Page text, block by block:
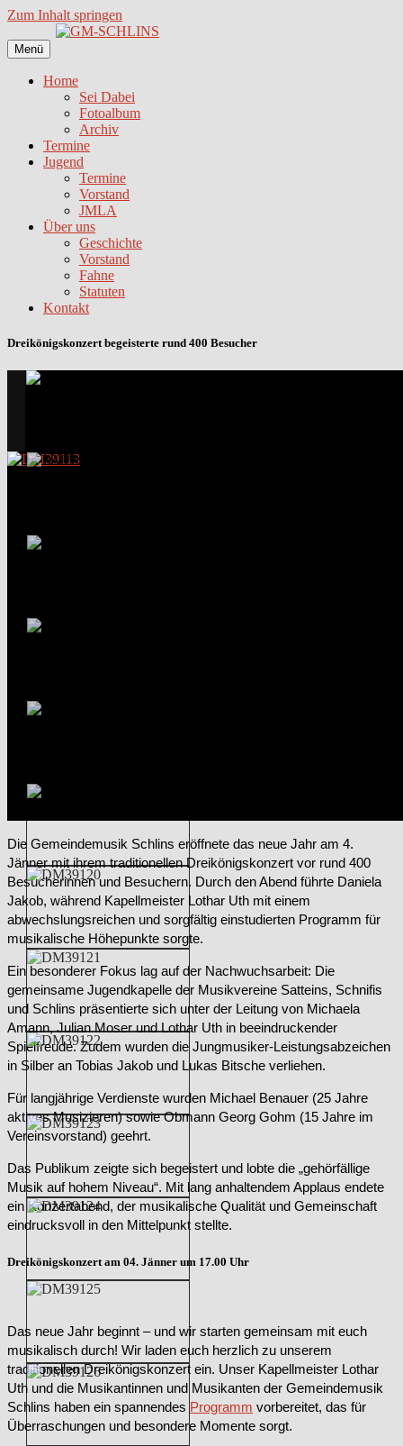
Zum Inhalt springen
Menü
Home
Sei Dabei
Fotoalbum
Archiv
Termine
Jugend
Termine
Vorstand
JMLA
Über uns
Geschichte
Vorstand
Fahne
Statuten
Kontakt
Dreikönigskonzert begeisterte rund 400 Besucher
Die Gemeindemusik Schlins eröffnete das neue Jahr am 4.
Jänner mit ihrem traditionellen Dreikönigskonzert vor rund 400
Besucherinnen und Besuchern. Durch den Abend führte Daniela
Jakob, während Kapellmeister Lothar Uth mit einem
abwechslungsreichen und sorgfältig einstudierten Programm für
musikalische Höhepunkte sorgte.
Ein besonderer Fokus lag auf der Nachwuchsarbeit: Die
gemeinsame Jugendkapelle der Musikvereine Satteins, Schnifis
und Schlins präsentierte sich unter der Leitung von Michaela
Amann, Julian Moser und Lothar Uth in beeindruckender
Spielfreude. Zudem wurden die Jungmusiker-Leistungsabzeichen
in Silber an Tobias Jakob und Lukas Bitsche verliehen.
Für langjährige Verdienste wurden Michael Benauer (25 Jahre
aktives Musizieren) sowie Obmann Georg Gohm (15 Jahre im
Vereinsvorstand) geehrt.
Das Publikum zeigte sich begeistert und lobte die „gehörfällige
Musik auf hohem Niveau“. Mit lang anhaltendem Applaus endete
ein Konzertabend, der musikalische Qualität und Gemeinschaft
eindrucksvoll in den Mittelpunkt stellte.
Dreikönigskonzert am 04. Jänner um 17.00 Uhr
Das neue Jahr beginnt – und wir starten gemeinsam mit euch
musikalisch durch! Wir laden euch herzlich zu unserem
traditionellen Dreikönigskonzert ein. Unser Kapellmeister Lothar
Uth und die Musikantinnen und Musikanten der Gemeindemusik
Schlins haben ein spannendes Programm vorbereitet, das für
Überraschungen und besondere Momente sorgt.